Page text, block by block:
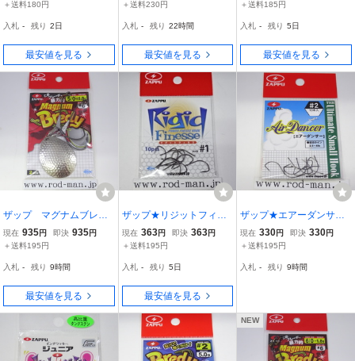
比重タングステン
＋送料180円
入札 - 残り 2日
最安値を見る
チョヘッド iガード 0.9g
0.9g 3袋 1.3g 3袋 ミドス
トに
＋送料230円
入札 - 残り 22時間
最安値を見る
E SAIZE #6
＋送料185円
入札 - 残り 5日
最安値を見る
ザップ マグナムブレデ
ィ #5/0 1.8g ブレー
ドサイズ#6
現在 935円 即決 935円
＋送料195円
入札 - 残り 9時間
最安値を見る
ザップ★リジットフィネ
ス★#1
現在 363円 即決 363円
＋送料195円
入札 - 残り 5日
最安値を見る
ザップ★エアーダンサー
★#2
現在 330円 即決 330円
＋送料195円
入札 - 残り 9時間
NEW